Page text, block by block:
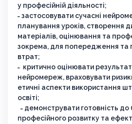
у професійній діяльності;
˗ застосовувати сучасні
планування уроків, створення
матеріалів, оцінювання та
зокрема, для попередження та
втрат;
˗ критично оцінювати
нейромереж, враховувати
етичні аспекти використання
освіті;
˗ демонструвати готовність
професійного розвитку та